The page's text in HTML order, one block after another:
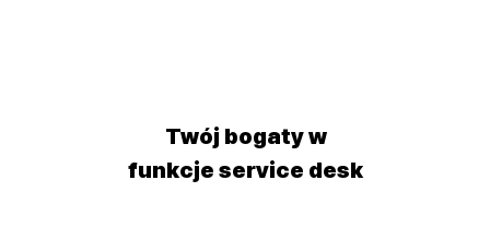
Twój bogaty w
funkcje service desk